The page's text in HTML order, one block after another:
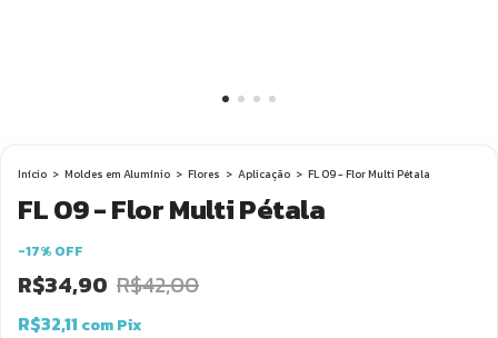
Início > Moldes em Alumínio > Flores > Aplicação > FL 09 - Flor Multi Pétala
FL 09 - Flor Multi Pétala
-17% OFF
R$34,90 R$42,00
R$32,11 comPix